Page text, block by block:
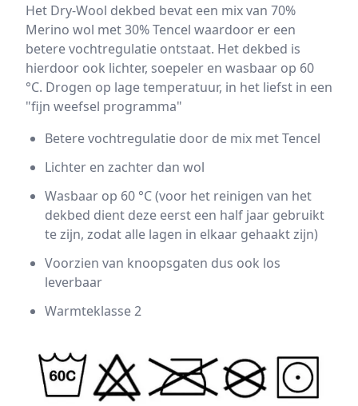
Het Dry-Wool dekbed bevat een mix van 70%
Merino wol met 30% Tencel waardoor er een
betere vochtregulatie ontstaat. Het dekbed is
hierdoor ook lichter, soepeler en wasbaar op 60
°C. Drogen op lage temperatuur, in het liefst in een
"fijn weefsel programma"
Betere vochtregulatie door de mix met Tencel
Lichter en zachter dan wol
Wasbaar op 60 °C (voor het reinigen van het
dekbed dient deze eerst een half jaar gebruikt
te zijn, zodat alle lagen in elkaar gehaakt zijn)
Voorzien van knoopsgaten dus ook los
leverbaar
Warmteklasse 2